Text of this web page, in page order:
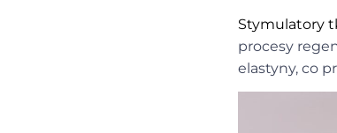
Stymulatory
procesy
elastyny, co